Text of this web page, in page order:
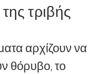
τριβής
αρχίζουν να
θόρυβο, το